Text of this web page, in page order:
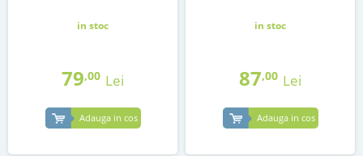
in stoc
79,00 Lei
Adauga in cos
in stoc
87,00 Lei
Adauga in cos